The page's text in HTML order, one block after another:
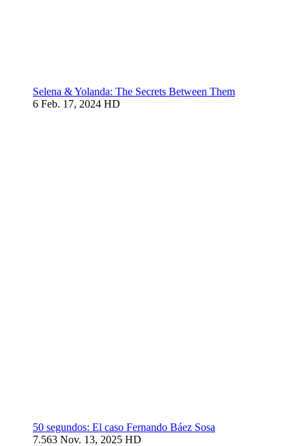
Selena & Yolanda: The Secrets Between Them
6 Feb. 17, 2024 HD
50 segundos: El caso Fernando Báez Sosa
7.563 Nov. 13, 2025 HD